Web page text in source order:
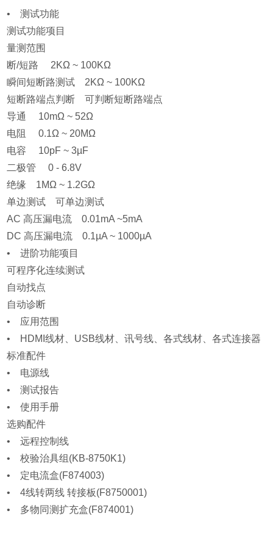
• 测试功能
测试功能项目
量测范围
断/短路 2KΩ ~ 100KΩ
瞬间短断路测试 2KΩ ~ 100KΩ
短断路端点判断 可判断短断路端点
导通 10mΩ ~ 52Ω
电阻 0.1Ω ~ 20MΩ
电容 10pF ~ 3µF
二极管 0 - 6.8V
绝缘 1MΩ ~ 1.2GΩ
单边测试 可单边测试
AC 高压漏电流 0.01mA ~5mA
DC 高压漏电流 0.1µA ~ 1000µA
• 进阶功能项目
可程序化连续测试
自动找点
自动诊断
• 应用范围
• HDMI线材、USB线材、讯号线、各式线材、各式连接器
标准配件
• 电源线
• 测试报告
• 使用手册
选购配件
• 远程控制线
• 校验治具组(KB-8750K1)
• 定电流盒(F874003)
• 4线转两线 转接板(F8750001)
• 多物同测扩充盒(F874001)